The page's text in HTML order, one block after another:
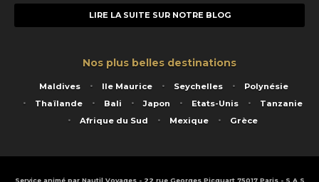
LIRE LA SUITE SUR NOTRE BLOG
Nos plus belles destinations
Maldives Ile Maurice Seychelles
Polynésie
Thaïlande
Bali Japon Etats-Unis
Tanzanie
Afrique du Sud
Mexique Grèce
Service animé par Nautil Voyages - 22 rue Georges Picquart 75017 Paris - S.A.S